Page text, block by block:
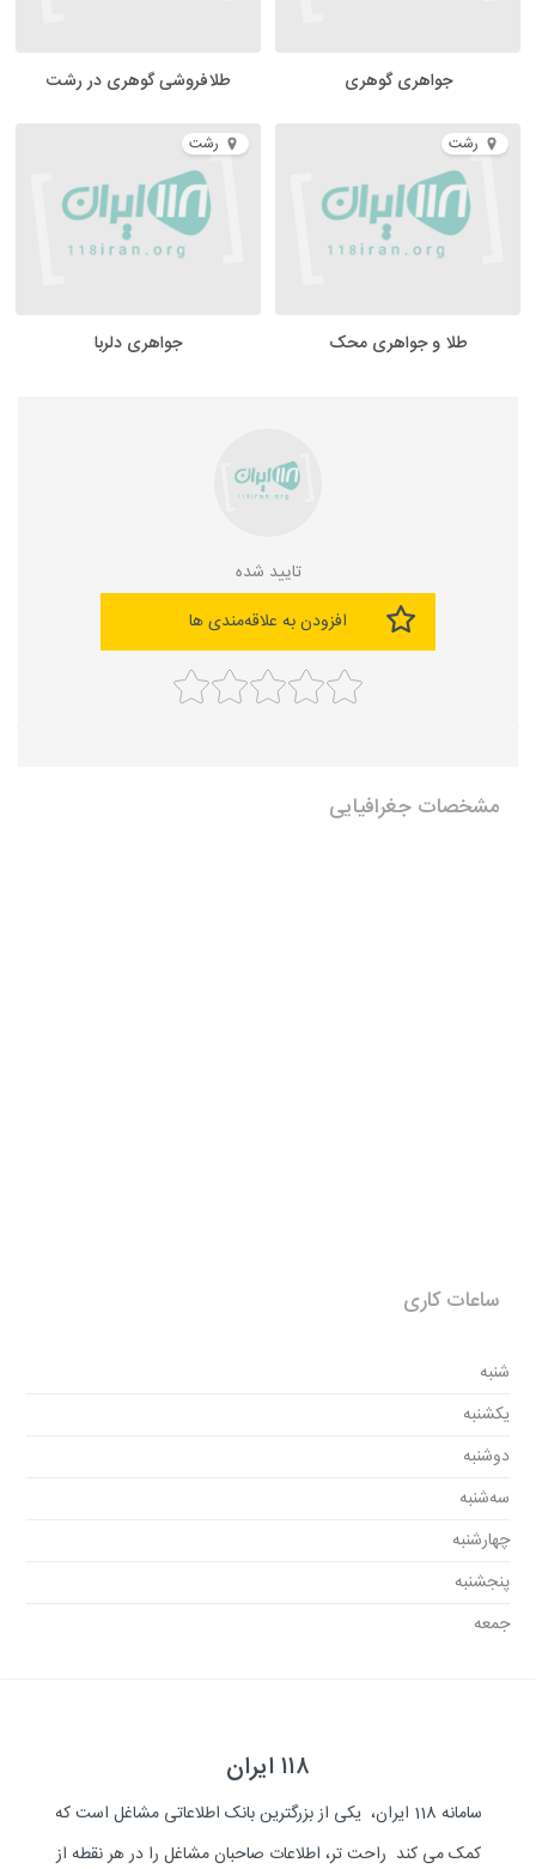
جواهری گوهری طلافروشی گوهری در رشت
رشت
طلا و جواهری محک
رشت
جواهری دلربا
تایید شده
افزودن به علاقه‌مندی ها
مشخصات جغرافیایی
ساعات کاری
شنبه
یکشنبه
دوشنبه
سه‌شنبه
چهارشنبه
پنجشنبه
جمعه
۱۱۸ ایران
سامانه 118 ایران، یکی از بزرگترین بانک اطلاعاتی مشاغل است که
کمک می کند راحت تر، اطلاعات صاحبان مشاغل را در هر نقطه از